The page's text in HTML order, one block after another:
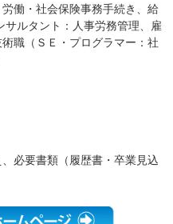
働・社会保険事務手続き、給
ルタント：人事労務管理、雇
職（ＳＥ・プログラマー：社
必要書類（履歴書・卒業見込